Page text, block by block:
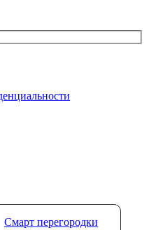
Смарт перегородки